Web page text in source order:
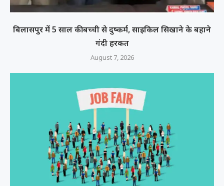
बिलासपुर में 5 साल की बच्ची से दुष्कर्म, साइकिल सिखाने के बहाने
गंदी हरकत
August 7, 2026